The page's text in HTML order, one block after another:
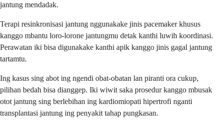
jantung mendadak.
Terapi resinkronisasi jantung nggunakake jinis pacemaker khusus
kanggo mbantu loro-lorone jantungmu detak kanthi luwih koordinasi.
Perawatan iki bisa digunakake kanthi apik kanggo jinis gagal jantung
tartamtu.
Ing kasus sing abot ing ngendi obat-obatan lan piranti ora cukup,
pilihan bedah bisa dianggep. Iki wiwit saka prosedur kanggo mbusak
otot jantung sing berlebihan ing kardiomiopati hipertrofi nganti
transplantasi jantung ing penyakit tahap pungkasan.